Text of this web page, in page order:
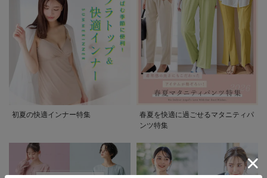
初夏の快適インナー特集
春夏を快適に過ごせるマタニティパ
ンツ特集